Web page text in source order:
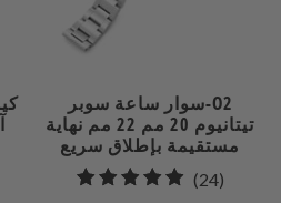
سوار ساعة سوبر-O2
تيتانيوم 20 مم 22 مم نهاية
مستقيمة بإطلاق سريع
(24)24